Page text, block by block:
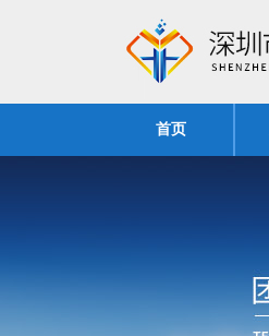
首页